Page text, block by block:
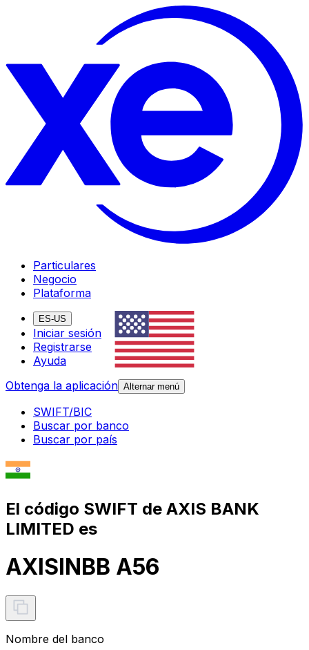
Particulares
Negocio
Plataforma
ES-US
Iniciar sesión
Registrarse
Ayuda
Obtenga la aplicación Alternar menú
SWIFT/BIC
Buscar por banco
Buscar por país
El código SWIFT de AXIS BANK
LIMITED es
AXISINBB A56
Nombre del banco